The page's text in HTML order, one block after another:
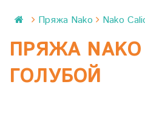
Пряжа Nako Nako
ПРЯЖА NAKO
ГОЛУБОЙ